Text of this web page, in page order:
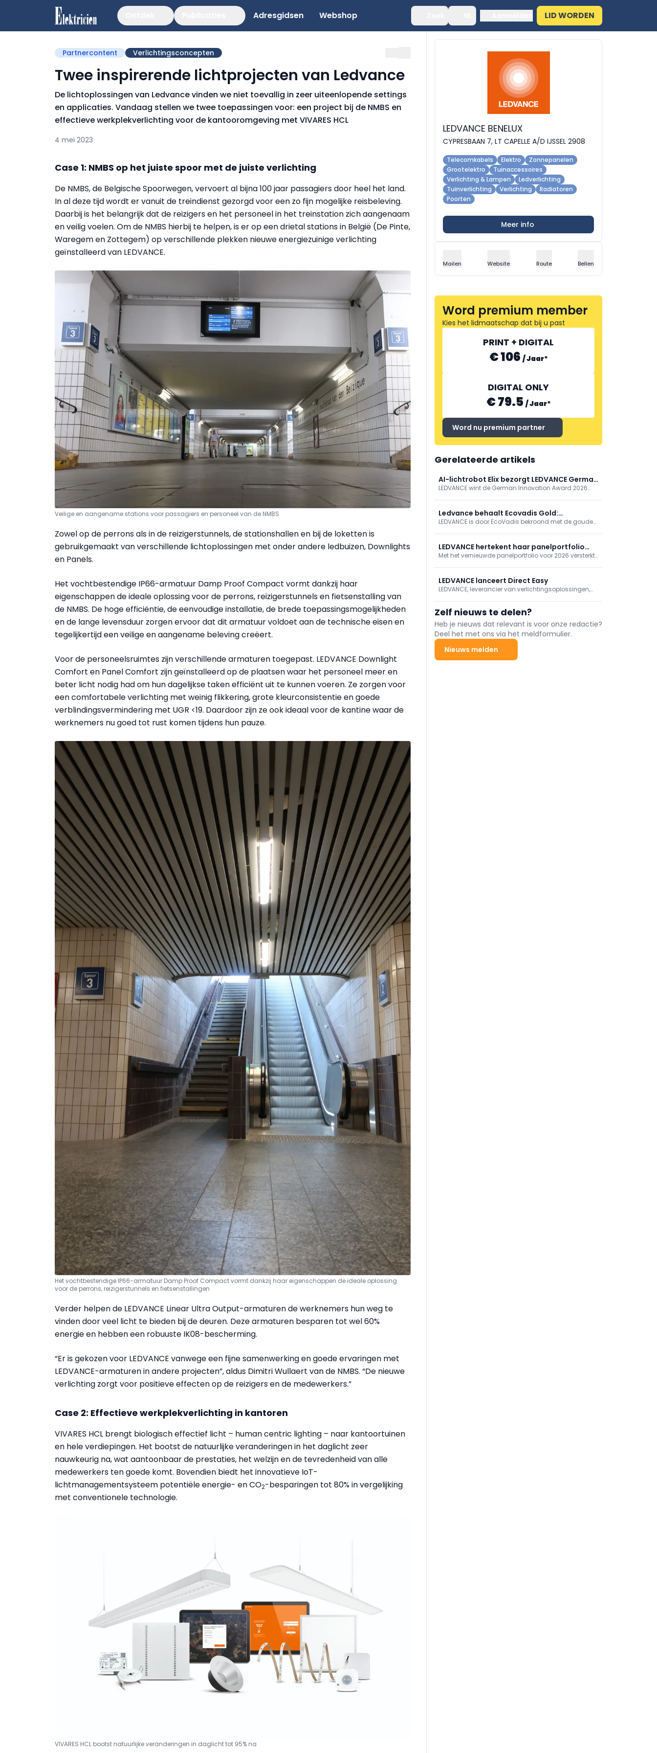
Adresgidsen Webshop LID WORDEN
Partnercontent Verlichtingsconcepten
Twee inspirerende lichtprojecten van Ledvance
De lichtoplossingen van Ledvance vinden we niet toevallig in zeer uiteenlopende settings
en applicaties. Vandaag stellen we twee toepassingen voor: een project bij de NMBS en
effectieve werkplekverlichting voor de kantooromgeving met VIVARES HCL
4 mei 2023
Case 1: NMBS op het juiste spoor met de juiste verlichting
De NMBS, de Belgische Spoorwegen, vervoert al bijna 100 jaar passagiers door heel het land.
In al deze tijd wordt er vanuit de treindienst gezorgd voor een zo fijn mogelijke reisbeleving.
Daarbij is het belangrijk dat de reizigers en het personeel in het treinstation zich aangenaam
en veilig voelen. Om de NMBS hierbij te helpen, is er op een drietal stations in België (De Pinte,
Waregem en Zottegem) op verschillende plekken nieuwe energiezuinige verlichting
geïnstalleerd van LEDVANCE.
Veilige en aangename stations voor passagiers en personeel van de NMBS
Zowel op de perrons als in de reizigerstunnels, de stationshallen en bij de loketten is
gebruikgemaakt van verschillende lichtoplossingen met onder andere ledbuizen, Downlights
en Panels.
Het vochtbestendige IP66-armatuur Damp Proof Compact vormt dankzij haar
eigenschappen de ideale oplossing voor de perrons, reizigerstunnels en fietsenstalling van
de NMBS. De hoge efficiëntie, de eenvoudige installatie, de brede toepassingsmogelijkheden
en de lange levensduur zorgen ervoor dat dit armatuur voldoet aan de technische eisen en
tegelijkertijd een veilige en aangename beleving creëert.
Voor de personeelsruimtes zijn verschillende armaturen toegepast. LEDVANCE Downlight
Comfort en Panel Comfort zijn geïnstalleerd op de plaatsen waar het personeel meer en
beter licht nodig had om hun dagelijkse taken efficiënt uit te kunnen voeren. Ze zorgen voor
een comfortabele verlichting met weinig flikkering, grote kleurconsistentie en goede
verblindingsvermindering met UGR <19. Daardoor zijn ze ook ideaal voor de kantine waar de
werknemers nu goed tot rust komen tijdens hun pauze.
Het vochtbestendige IP66-armatuur Damp Proof Compact vormt dankzij haar eigenschappen de ideale oplossing
voor de perrons, reizigerstunnels en fietsenstallingen
Verder helpen de LEDVANCE Linear Ultra Output-armaturen de werknemers hun weg te
vinden door veel licht te bieden bij de deuren. Deze armaturen besparen tot wel 60%
energie en hebben een robuuste IK08-bescherming.
“Er is gekozen voor LEDVANCE vanwege een fijne samenwerking en goede ervaringen met
LEDVANCE-armaturen in andere projecten”, aldus Dimitri Wullaert van de NMBS. “De nieuwe
verlichting zorgt voor positieve effecten op de reizigers en de medewerkers.”
Case 2: Effectieve werkplekverlichting in kantoren
VIVARES HCL brengt biologisch effectief licht – human centric lighting – naar kantoortuinen
en hele verdiepingen. Het bootst de natuurlijke veranderingen in het daglicht zeer
nauwkeurig na, wat aantoonbaar de prestaties, het welzijn en de tevredenheid van alle
medewerkers ten goede komt. Bovendien biedt het innovatieve IoT-
lichtmanagementsysteem potentiële energie- en CO2-besparingen tot 80% in vergelijking
met conventionele technologie.
VIVARES HCL bootst natuurlijke veranderingen in daglicht tot 95% na
LEDVANCE BENELUX
CYPRESBAAN 7, LT CAPELLE A/D IJSSEL 2908
Telecomkabels Elektro
Zonnepanelen
Grootelektro
Tuinaccessoires
Verlichting & Lampen
Ledverlichting
Tuinverlichting
Verlichting
Radiatoren
Poorten
Meer info
Mailen Website Route Bellen
Word premium member
Kies het lidmaatschap dat bij u past
PRINT + DIGITAL
€ 106 /Jaar*
DIGITAL ONLY
€ 79.5 /Jaar*
Word nu premium partner
Gerelateerde artikels
AI-lichtrobot Elix bezorgt LEDVANCE German
Innovation Award 2026
LEDVANCE wint de German Innovation Award 2026
emotionele modus en past licht real-time aan via
camera, gebaren en zesassige arm. Eerder bekroond,
Building.
Ledvance behaalt Ecovadis Gold:
duurzaamheidsperformance bereikt nieuwe
hoogten
LEDVANCE is door EcoVadis bekroond met de gouden
behoort het bedrijf tot de top 5 procent van de door
EcoVadis wereldwijd beoordeelde bedrijven en wordt
LEDVANCE hertekent haar panelportfolio
voor 2026
Met het vernieuwde panelportfolio voor 2026 versterkt
generatie panels verenigt een gestroomlijnde
installatie met uitgebreide lichtmanagementopties
LEDVANCE lanceert Direct Easy
LEDVANCE, leverancier van verlichtingsoplossingen,
ontworpen voor eenvoud, flexibiliteit en
schaalbaarheid. Voor installateurs biedt Direct Easy
een bijzonder snelle en intuïtieve manier om slimme
verlichtingsprojecten te realiseren.
Zelf nieuws te delen?
Heb je nieuws dat relevant is voor onze redactie?
Deel het met ons via het meldformulier.
Nieuws melden